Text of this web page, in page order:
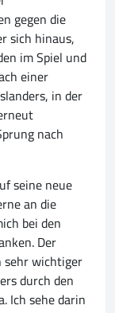
gegen die
sich hinaus,
im Spiel und
einer
in der
nach
seine neue
an die
bei den
Der
sehr wichtiger
durch den
Ich sehe darin